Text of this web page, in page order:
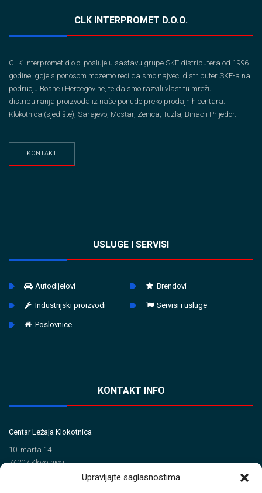
Upravljajte saglasnostima
CLK INTERPROMET D.O.O.
CLK-Interpromet d.o.o. posluje u sastavu grupe SKF distributera od 1996.
godine, gdje s ponosom mozemo reci da smo najveci distributer SKF-a na
podrucju Bosne i Hercegovine, te da smo razvili vlastitu mrežu
distribuiranja proizvoda iz naše ponude preko prodajnih centara:
Klokotnica (sjedište), Sarajevo, Mostar, Zenica, Tuzla, Bihaċ i Prijedor.
KONTAKT
USLUGE I SERVISI
Autodijelovi Brendovi
Industrijski proizvodi Servisi i usluge
Poslovnice
KONTAKT INFO
Centar Ležaja Klokotnica
10. marta 14
74207 Klokotnica